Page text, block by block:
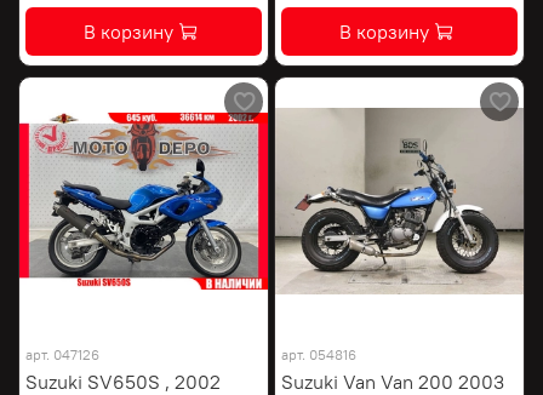
В корзину В корзину
арт. 047126
Suzuki SV650S , 2002
арт. 054816
Suzuki Van Van 200 2003